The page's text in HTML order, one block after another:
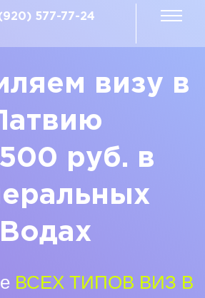
577-77-24
визу в
руб. в
Водах
ВСЕХ ТИПОВ ВИЗ В